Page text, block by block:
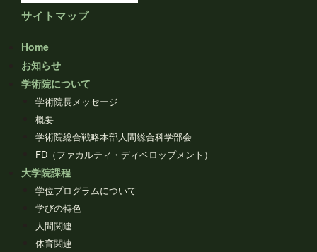
サイトマップ
Home
お知らせ
学術院について
学術院長メッセージ
概要
学術院総合戦略本部人間総合科学部会
FD（ファカルティ・ディベロップメント）
大学院課程
学位プログラムについて
学びの特色
人間関連
体育関連